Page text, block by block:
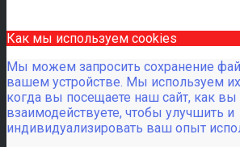
Как мы используем cookies
Мы можем запросить сохранение
вашем устройстве. Мы используем
когда вы посещаете наш сайт, как вы
взаимодействуете, чтобы улучшить и
индивидуализировать ваш опыт